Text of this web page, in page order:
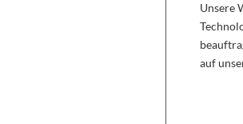
Unsere
auf